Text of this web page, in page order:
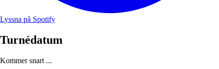
Lyssna på Spotify
Turnédatum
Kommer snart ...